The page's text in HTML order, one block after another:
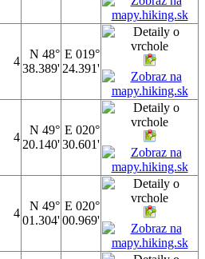
4
N 48°
38.389'
E 019°
24.391'
4
N 49°
20.140'
E 020°
30.601'
4
N 49°
01.304'
E 020°
00.969'